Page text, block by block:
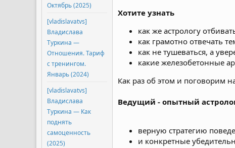
Октябрь (2025)
[vladislavatvs]
Владислава
Туркина ―
Отношения. Тариф
с тренингом.
Январь (2024)
[vladislavatvs]
Владислава
Туркина ― Как
поднять
самоценность
(2025)
Хотите узнать
как же астрологу
как грамотно отвечать
как не тушеваться, а
какие железобетонные
Как раз об этом и поговорим
Ведущий - опытный
верную стратегию
и конкретные